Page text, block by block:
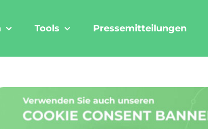
Tools Pressemitteilungen